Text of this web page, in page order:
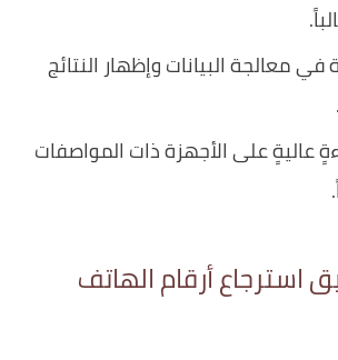
معالجة البيانات وإظهار النتائج
عاليةٍ على الأجهزة ذات المواصفات
استرجاع ‏أرقام ‏الهاتف